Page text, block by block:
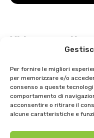
Per fornire le migliori
per memorizzare e/o
consenso a queste
comportamento di
acconsentire o ritirare il
alcune caratteristiche e
Video recenti
Intervista a Gian Antonio
Festa dell’ Unità PDS: